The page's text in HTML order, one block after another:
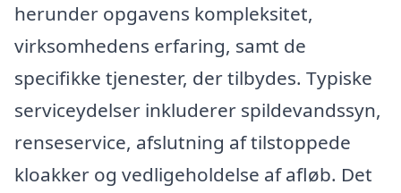
herunder opgavens kompleksitet,
virksomhedens erfaring, samt de
specifikke tjenester, der tilbydes. Typiske
serviceydelser inkluderer spildevandssyn,
renseservice, afslutning af tilstoppede
kloakker og vedligeholdelse af afløb. Det